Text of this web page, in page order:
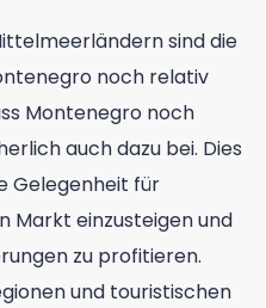
sind die
noch relativ
Montenegro noch
auch dazu bei. Dies
Gelegenheit für
Markt einzusteigen und
zu profitieren.
und touristischen